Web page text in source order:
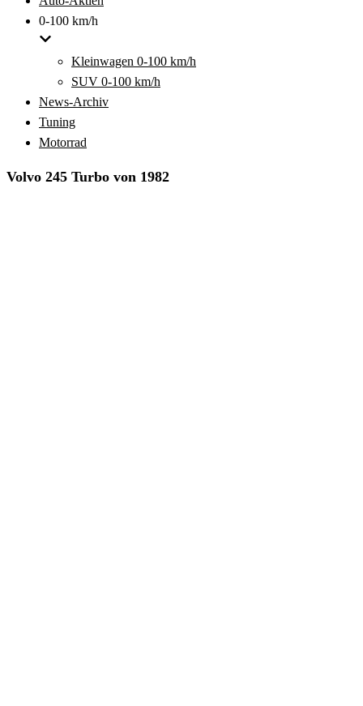
0-100 km/h
Kleinwagen 0-100 km/h
SUV 0-100 km/h
News-Archiv
Tuning
Motorrad
Volvo 245 Turbo von 1982